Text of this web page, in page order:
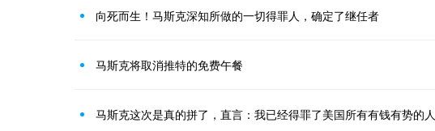
向死而生！马斯克深知所做的一切得罪人，确定了继任者
马斯克将取消推特的免费午餐
马斯克这次是真的拼了，直言：我已经得罪了美国所有有钱有势的人